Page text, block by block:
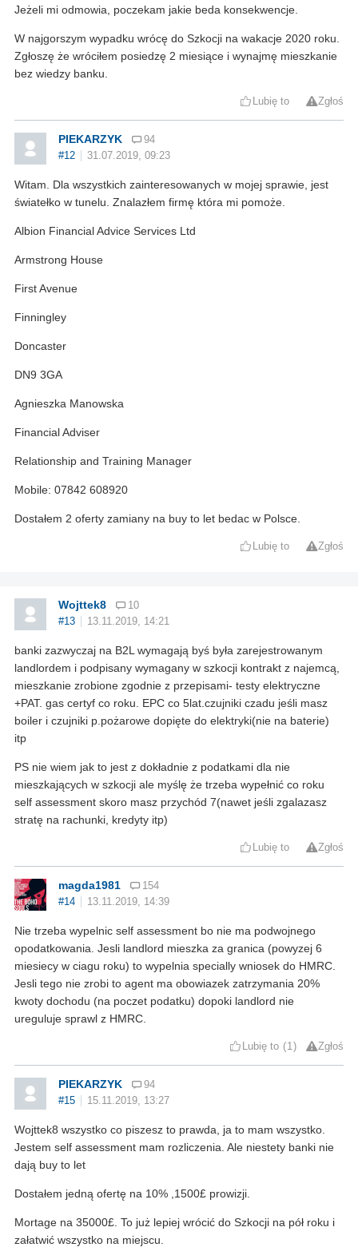
Jeżeli mi odmowia, poczekam jakie beda konsekwencje.
W najgorszym wypadku wrócę do Szkocji na wakacje 2020 roku.
Zgłoszę że wróciłem posiedzę 2 miesiące i wynajmę mieszkanie
bez wiedzy banku.
Lubię to Zgłoś
PIEKARZYK
94
#12
31.07.2019, 09:23
Witam. Dla wszystkich zainteresowanych w mojej sprawie, jest
światełko w tunelu. Znalazłem firmę która mi pomoże.
Albion Financial Advice Services Ltd
Armstrong House
First Avenue
Finningley
Doncaster
DN9 3GA
Agnieszka Manowska
Financial Adviser
Relationship and Training Manager
Mobile: 07842 608920
Dostałem 2 oferty zamiany na buy to let bedac w Polsce.
Lubię to Zgłoś
Wojttek8
10
#13
13.11.2019, 14:21
banki zazwyczaj na B2L wymagają byś była zarejestrowanym
landlordem i podpisany wymagany w szkocji kontrakt z najemcą,
mieszkanie zrobione zgodnie z przepisami- testy elektryczne
+PAT. gas certyf co roku. EPC co 5lat.czujniki czadu jeśli masz
boiler i czujniki p.pożarowe dopięte do elektryki(nie na baterie)
itp
PS nie wiem jak to jest z dokładnie z podatkami dla nie
mieszkających w szkocji ale myślę że trzeba wypełnić co roku
self assessment skoro masz przychód 7(nawet jeśli zgalazasz
stratę na rachunki, kredyty itp)
Lubię to Zgłoś
magda1981
154
#14
13.11.2019, 14:39
Nie trzeba wypelnic self assessment bo nie ma podwojnego
opodatkowania. Jesli landlord mieszka za granica (powyzej 6
miesiecy w ciagu roku) to wypelnia specially wniosek do HMRC.
Jesli tego nie zrobi to agent ma obowiazek zatrzymania 20%
kwoty dochodu (na poczet podatku) dopoki landlord nie
ureguluje sprawl z HMRC.
Lubię to 1 Zgłoś
PIEKARZYK
94
#15
15.11.2019, 13:27
Wojttek8 wszystko co piszesz to prawda, ja to mam wszystko.
Jestem self assessment mam rozliczenia. Ale niestety banki nie
dają buy to let
Dostałem jedną ofertę na 10% ,1500£ prowizji.
Mortage na 35000£. To już lepiej wrócić do Szkocji na pół roku i
załatwić wszystko na miejscu.